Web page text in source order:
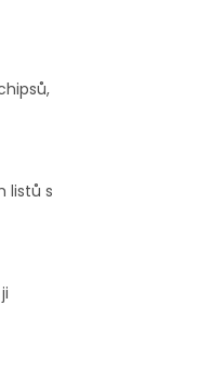
listů s